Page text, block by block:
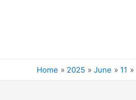
Home 2025 June 11